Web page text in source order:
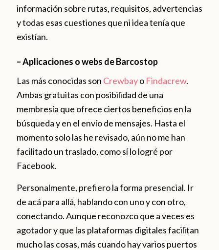
información sobre rutas, requisitos, advertencias
y todas esas cuestiones que ni idea tenía que
existían.
– Aplicaciones o webs de Barcostop
Las más conocidas son Crewbayo Findacrew.
Ambas gratuitas con posibilidad de una
membresía que ofrece ciertos beneficios en la
búsqueda y en el envío de mensajes. Hasta el
momento solo las he revisado, aún no me han
facilitado un traslado, como sí lo logré por
Facebook.
Personalmente, prefiero la forma presencial. Ir
de acá para allá, hablando con uno y con otro,
conectando. Aunque reconozco que a veces es
agotador y que las plataformas digitales facilitan
mucho las cosas, más cuando hay varios puertos